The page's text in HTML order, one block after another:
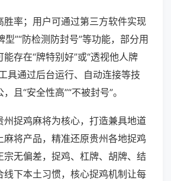
胜率；用户可通过第三方软件实现
型”“防检测防封号”等功能，部分用
存在“牌特别好”或“透视他人牌
具通过后台运行、自动连接等技
且“安全性高”“不被封号”。
州捉鸡麻将为核心，打造兼具地道
麻将产品，精准还原贵州各地捉鸡
宗无偏差，捉鸡、杠牌、胡牌、结
线下本土习惯，核心捉鸡机制让每